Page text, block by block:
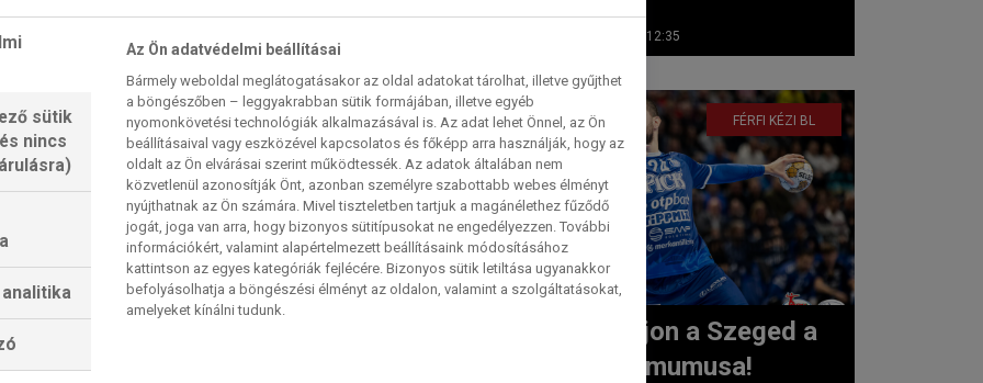
2026. 05. 06. 12:35
FÉRFI KÉZI BL FÉRFI KÉZI BL
Maradjon a Szeged a
Kielce mumusa!
sütik
nincs
Az Ön adatvédelmi beállításai
Bármely weboldal meglátogatásakor az oldal adatokat tárolhat, illetve gyűjthet
a böngészőben – leggyakrabban sütik formájában, illetve egyéb
nyomonkövetési technológiák alkalmazásával is. Az adat lehet Önnel, az Ön
beállításaival vagy eszközével kapcsolatos és főképp arra használják, hogy az
oldalt az Ön elvárásai szerint működtessék. Az adatok általában nem
közvetlenül azonosítják Önt, azonban személyre szabottabb webes élményt
nyújthatnak az Ön számára. Mivel tiszteletben tartjuk a magánélethez fűződő
jogát, joga van arra, hogy bizonyos sütitípusokat ne engedélyezzen. További
információkért, valamint alapértelmezett beállításaink módosításához
kattintson az egyes kategóriák fejlécére. Bizonyos sütik letiltása ugyanakkor
befolyásolhatja a böngészési élményt az oldalon, valamint a szolgáltatásokat,
amelyeket kínálni tudunk.